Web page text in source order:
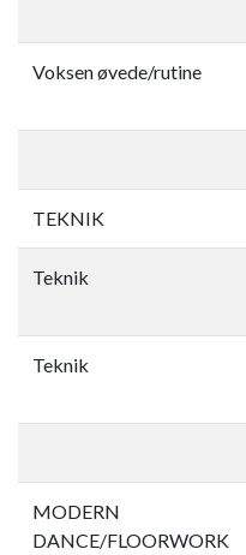
Voksen øvede/rutine
TEKNIK​
Teknik​
Teknik​
MODERN
DANCE/FLOORWORK